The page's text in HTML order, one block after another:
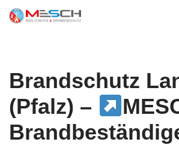
Brandschutz
(Pfalz) –